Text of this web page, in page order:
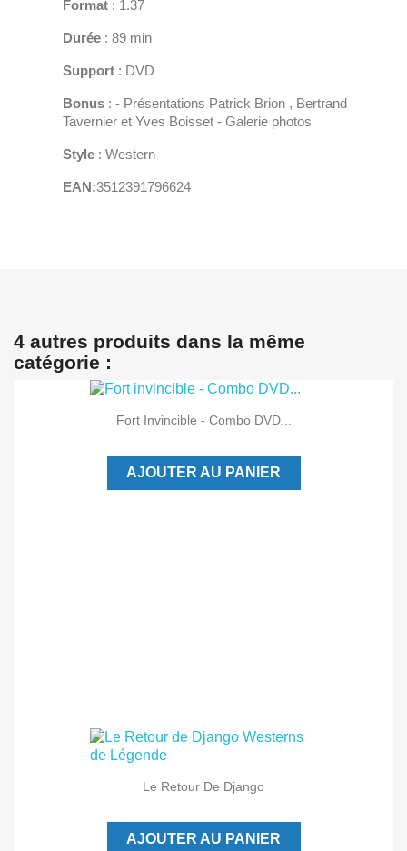
Format : 1.37
Durée : 89 min
Support : DVD
Bonus : - Présentations Patrick Brion , Bertrand
Tavernier et Yves Boisset - Galerie photos
Style : Western
EAN:3512391796624
4 autres produits dans la même
catégorie :
Fort Invincible - Combo DVD...
AJOUTER AU PANIER
Le Retour De Django
AJOUTER AU PANIER